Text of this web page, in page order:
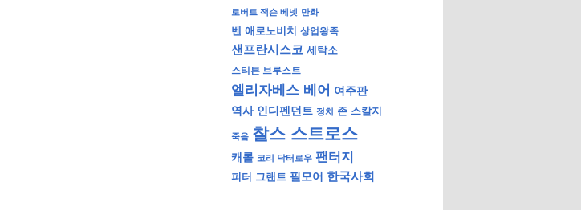
로버트 잭슨 베넷 만화
벤 애로노비치 상업왕족
샌프란시스코 세탁소
스티븐 브루스트
엘리자베스 베어 여주판
역사 인디펜던트 정치 존 스칼지
죽음 찰스 스트로스
캐롤 코리 닥터로우 팬터지
피터 그랜트 필모어 한국사회